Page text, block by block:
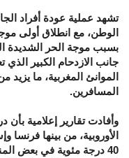
تشهد عملية عودة أفراد
الوطن، مع انطلاق أولى
بسبب موجة الحر الشديدة
جانب الازدحام الكبير الذي
الموانئ المغربية، ما
المسافرين.
وأفادت تقارير إعلامية
الأوروبية، من بينها فرنسا
40 درجة مئوية في بعض